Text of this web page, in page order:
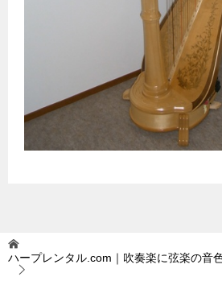
ハープレンタル.com｜吹奏楽に弦楽の音